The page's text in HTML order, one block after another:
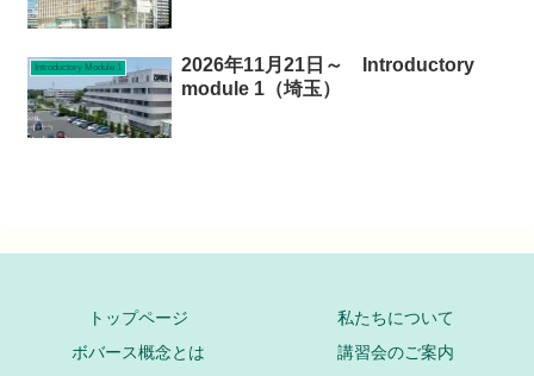
Introductory Module 1
2026年11月21日～ Introductory
module 1（埼玉）
トップページ
私たちについて
ボバース概念とは
講習会のご案内